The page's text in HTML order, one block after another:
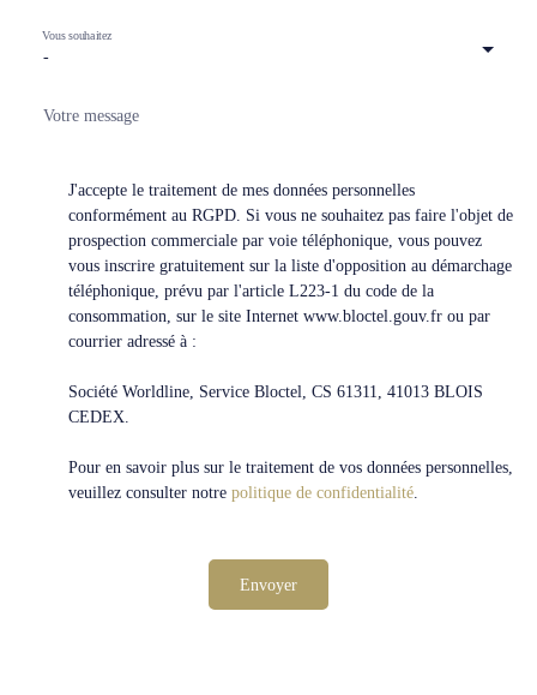
-
Vous souhaitez
Votre message
J'accepte le traitement de mes données personnelles
conformément au RGPD. Si vous ne souhaitez pas faire l'objet de
prospection commerciale par voie téléphonique, vous pouvez
vous inscrire gratuitement sur la liste d'opposition au démarchage
téléphonique, prévu par l'article L223-1 du code de la
consommation, sur le site Internet www.bloctel.gouv.fr ou par
courrier adressé à :
Société Worldline, Service Bloctel, CS 61311, 41013 BLOIS
CEDEX.
Pour en savoir plus sur le traitement de vos données personnelles,
veuillez consulter notre politique de confidentialité
Envoyer